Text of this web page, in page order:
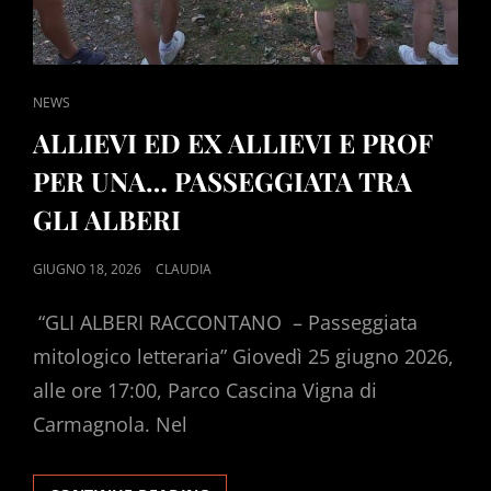
CAT
NEWS
ALLIEVI ED EX ALLIEVI E PROF
PER UNA… PASSEGGIATA TRA
GLI ALBERI
POSTED
GIUGNO 18, 2026 CLAUDIA
“GLI ALBERI RACCONTANO – Passeggiata
mitologico letteraria” Giovedì 25 giugno 2026,
alle ore 17:00, Parco Cascina Vigna di
Carmagnola. Nel